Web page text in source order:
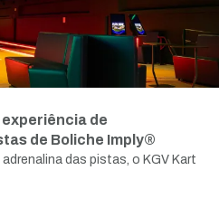
experiência de
de Boliche Imply®
das pistas, o KGV Kart